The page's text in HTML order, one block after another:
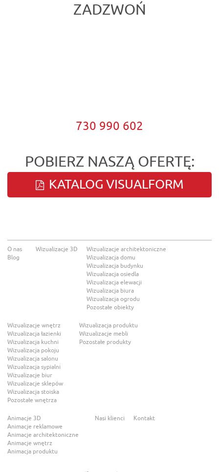
ZADZWOŃ
730 990 602
POBIERZ NASZĄ OFERTĘ:
KATALOG VISUALFORM
O nas
Blog
Wizualizacje 3D
Wizualizacje architektoniczne
Wizualizacja domu
Wizualizacja budynku
Wizualizacja osiedla
Wizualizacja elewacji
Wizualizacja biura
Wizualizacja ogrodu
Pozostałe obiekty
Wizualizacje wnętrz
Wizualizacja łazienki
Wizualizacja kuchni
Wizualizacja pokoju
Wizualizacja salonu
Wizualizacja sypialni
Wizualizacje biur
Wizualizacje sklepów
Wizualizacja stoiska
Pozostałe wnętrza
Wizualizacja produktu
Wizualizacje mebli
Pozostałe produkty
Animacje 3D
Animacje reklamowe
Animacje architektoniczne
Animacje wnętrz
Animacja produktu
Nasi klienci Kontakt